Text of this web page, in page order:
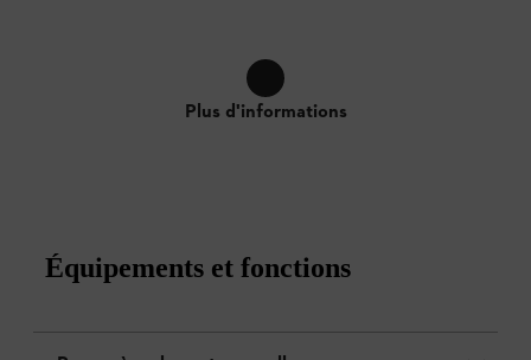
Plus d'informations
Équipements et fonctions